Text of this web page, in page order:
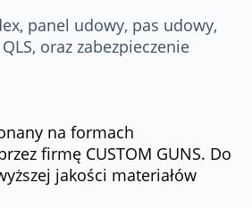
panel udowy, pas udowy,
oraz zabezpieczenie
na formach
firmę CUSTOM GUNS. Do
jakości materiałów